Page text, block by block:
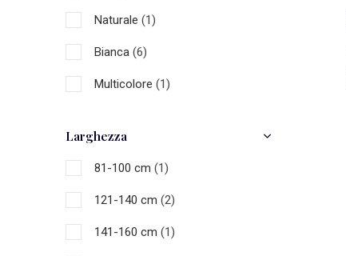
Naturale (1)
Bianca (6)
Multicolore (1)
Larghezza
81-100 cm (1)
121-140 cm (2)
141-160 cm (1)